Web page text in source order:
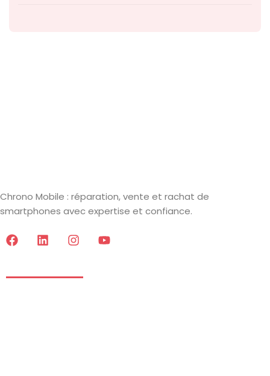
Chrono Mobile : réparation, vente et rachat de
smartphones avec expertise et confiance.